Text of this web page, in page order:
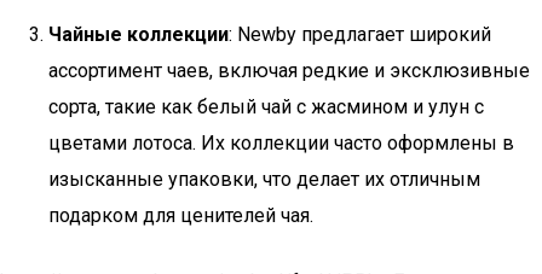
Чайные коллекции: Newby предлагает широкий
ассортимент чаев, включая редкие и эксклюзивные
сорта, такие как белый чай с жасмином и улун с
цветами лотоса. Их коллекции часто оформлены в
изысканные упаковки, что делает их отличным
подарком для ценителей чая.